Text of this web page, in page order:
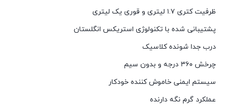
ظرفیت کتری ۱.۷ لیتری و قوری یک لیتری
پشتیبانی شده با تکنولوژی استریکس انگلستان
درب جدا شونده کلاسیک
چرخش ۳۶۰ درجه و بدون سیم
سیستم ایمنی خاموش کننده خودکار
عملکرد گرم نگه دارنده